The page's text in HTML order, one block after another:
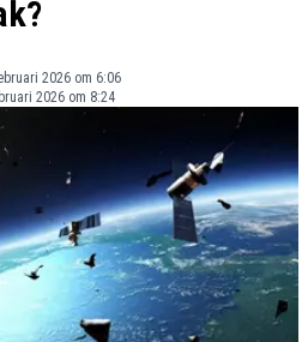
2026 om 6:06
2026 om 8:24